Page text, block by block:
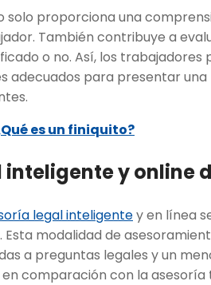
solo proporciona una
También contribuye a
o no. Así, los trabajadores
adecuados para presentar
es un finiquito?
inteligente y online
legal inteligentey en línea
modalidad de
a preguntas legales y un
comparación con la asesoría